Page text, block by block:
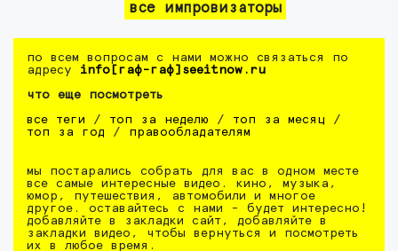
все импровизаторы
по всем вопросам с нами можно связаться по
адресу info[гаф-гаф]seeitnow.ru
что еще посмотреть
все теги / топ за неделю / топ за месяц /
топ за год / правообладателям
мы постарались собрать для вас в одном месте
все самые интересные видео. кино, музыка,
юмор, путешествия, автомобили и многое
другое. оставайтесь с нами - будет интересно!
добавляйте в закладки сайт, добавляйте в
закладки видео, чтобы вернуться и посмотреть
их в любое время.